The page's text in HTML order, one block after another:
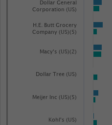
Dollar.
Range:
-0.09173786914007448
H.E. Butt Grocery
Company (US)(5)
Meijer Inc (US)(5)
Dollar General
Corporation (US)
Macy's (US)(2)
Dollar Tree (US)
Kohl's (US)